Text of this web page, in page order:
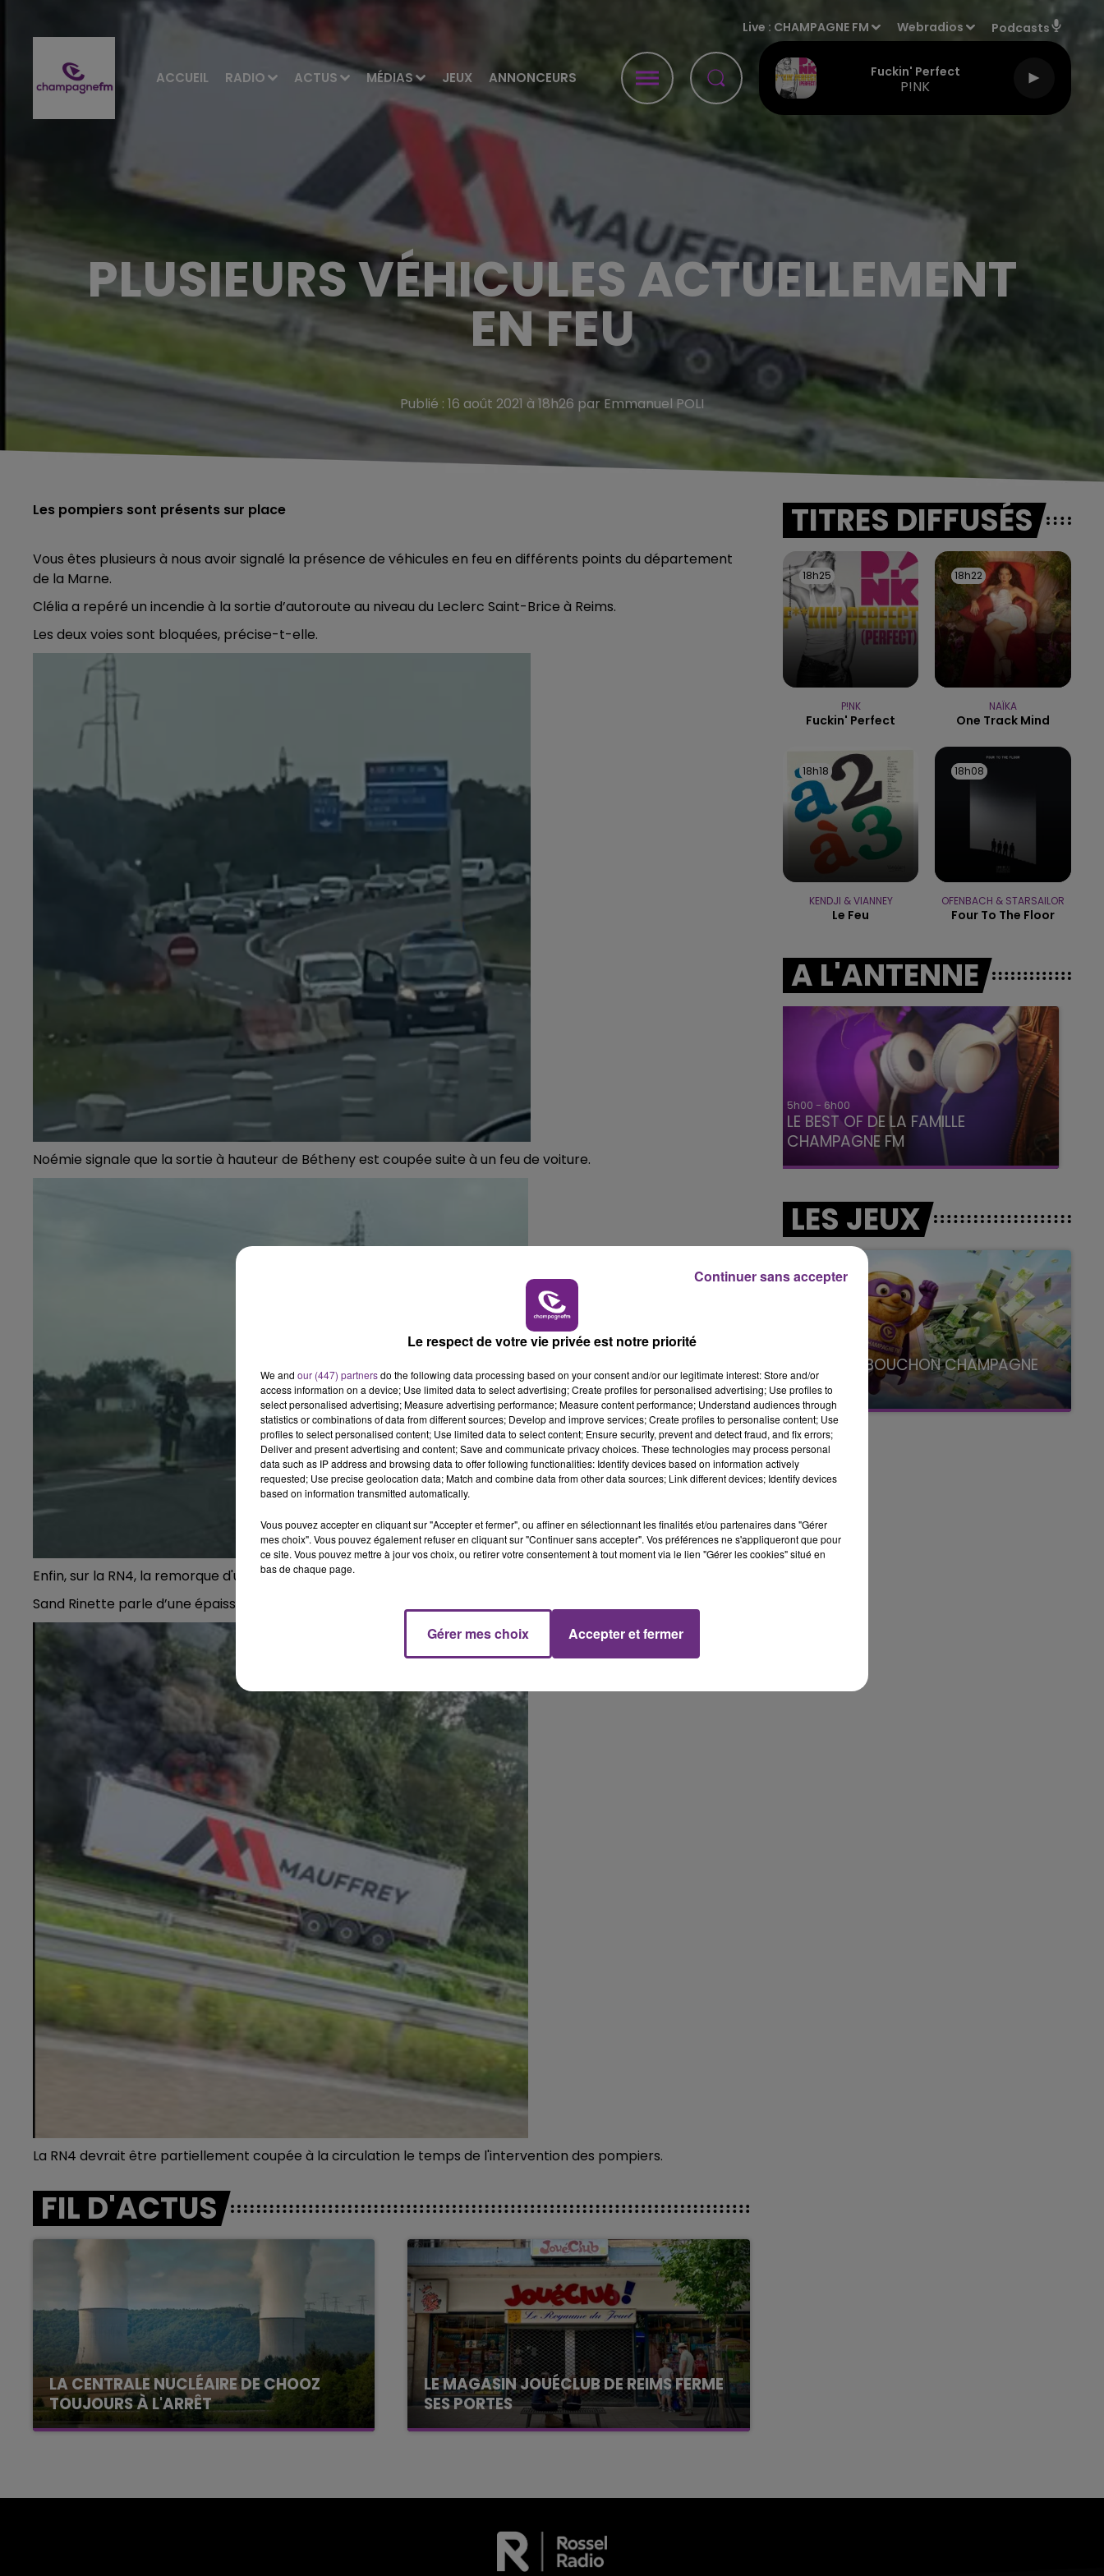
ACCUEIL RADIO ACTUS MÉDIAS JEUX ANNONCEURS
Live : CHAMPAGNE FM Webradios Podcasts
Fuckin' Perfect
P!NK
LA POP MACHINE - CHAMPAGNE FM LA RADIO POP
5h00 - 6h00
LE BEST OF DE LA FAMILLE
CHAMPAGNE FM
PLUSIEURS VÉHICULES ACTUELLEMENT
EN FEU
Publié : 16 août 2021 à 18h26 par Emmanuel POLI
Les pompiers sont présents sur place
Vous êtes plusieurs à nous avoir signalé la présence de véhicules en feu en différents points du département
de la Marne.
Clélia a repéré un incendie à la sortie d’autoroute au niveau du Leclerc Saint-Brice à Reims.
Les deux voies sont bloquées, précise-t-elle.
Noémie signale que la sortie à hauteur de Bétheny est coupée suite à un feu de voiture.
Enfin, sur la RN4, la remorque d'un camion est en feu à la sortie d’Esternay en direction de Sézanne.
Sand Rinette parle d’une épaisse fumée noire.
La RN4 devrait être partiellement coupée à la circulation le temps de l'intervention des pompiers.
FIL D'ACTUS
LA CENTRALE NUCLÉAIRE DE CHOOZ
TOUJOURS À L'ARRÊT
Cela fait déjà une semaine que la centrale
LE MAGASIN JOUÉCLUB DE REIMS FERME
SES PORTES
C'était l'une des institutions du centre-ville
TITRES DIFFUSÉS
18h25
18h25
P!NK
Fuckin' Perfect
18h22
18h22
NAÏKA
One Track Mind
18h18
18h18
KENDJI & VIANNEY
Le Feu
18h08
18h08
OFENBACH & STARSAILOR
Four To The Floor
A L'ANTENNE
FM LA RADIO POP
5h00 - 6h00
LE BEST OF DE LA FAMILLE
CHAMPAGNE FM
6h00 - 10h00
La Famille
LES JEUX
LE SUPER BOUCHON CHAMPAGNE
FM
avec La Famille Champagne FM, à 8H10
Le respect de votre vie privée est notre priorité
We and our (447) partnersdo the following data processing based on your consent and/or our legitimate interest: Store and/or
access information on a device; Use limited data to select advertising; Create profiles for personalised advertising; Use profiles to
select personalised advertising; Measure advertising performance; Measure content performance; Understand audiences through
statistics or combinations of data from different sources; Develop and improve services; Create profiles to personalise content; Use
profiles to select personalised content; Use limited data to select content; Ensure security, prevent and detect fraud, and fix errors;
Deliver and present advertising and content; Save and communicate privacy choices. These technologies may process personal
data such as IP address and browsing data to offer following functionalities: Identify devices based on information actively
requested; Use precise geolocation data; Match and combine data from other data sources; Link different devices; Identify devices
based on information transmitted automatically.
Vous pouvez accepter en cliquant sur "Accepter et fermer", ou affiner en sélectionnant les finalités et/ou partenaires dans "Gérer
mes choix". Vous pouvez également refuser en cliquant sur "Continuer sans accepter". Vos préférences ne s'appliqueront que pour
ce site. Vous pouvez mettre à jour vos choix, ou retirer votre consentement à tout moment via le lien "Gérer les cookies" situé en
bas de chaque page.
Gérer mes choix Accepter et fermer
Continuer sans accepter